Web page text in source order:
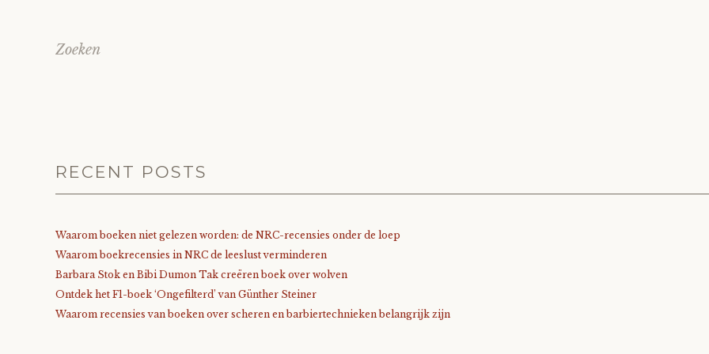
Zoeken
RECENT POSTS
Waarom boeken niet gelezen worden: de NRC-recensies onder de loep
Waarom boekrecensies in NRC de leeslust verminderen
Barbara Stok en Bibi Dumon Tak creëren boek over wolven
Ontdek het F1-boek ‘Ongefilterd’ van Günther Steiner
Waarom recensies van boeken over scheren en barbiertechnieken belangrijk zijn